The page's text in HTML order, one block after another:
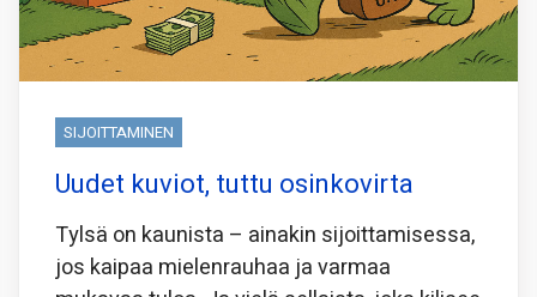
SIJOITTAMINEN
Uudet kuviot, tuttu osinkovirta
Tylsä on kaunista – ainakin sijoittamisessa,
jos kaipaa mielenrauhaa ja varmaa